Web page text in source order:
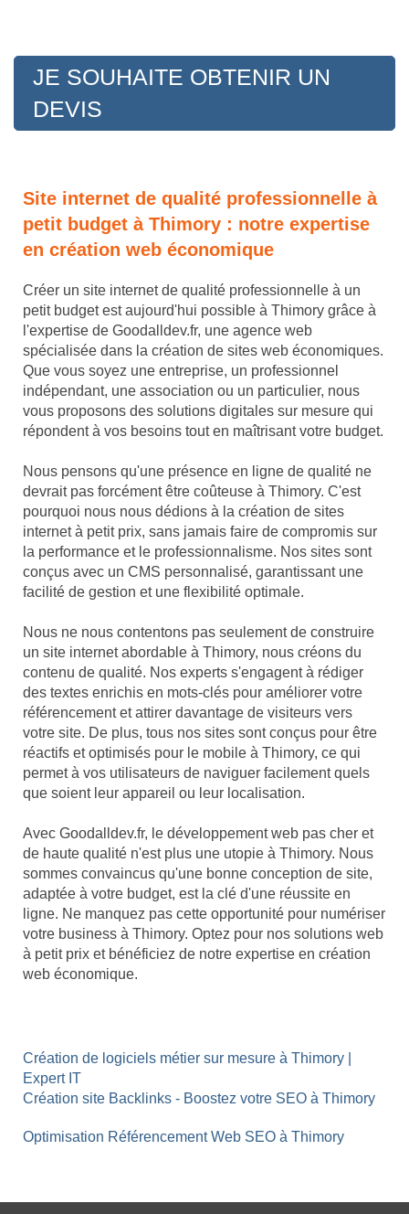
JE SOUHAITE OBTENIR UN
DEVIS
Site internet de qualité professionnelle à
petit budget à Thimory : notre expertise
en création web économique
Créer un site internet de qualité professionnelle à un
petit budget est aujourd'hui possible à Thimory grâce à
l'expertise de Goodalldev.fr, une agence web
spécialisée dans la création de sites web économiques.
Que vous soyez une entreprise, un professionnel
indépendant, une association ou un particulier, nous
vous proposons des solutions digitales sur mesure qui
répondent à vos besoins tout en maîtrisant votre budget.
Nous pensons qu'une présence en ligne de qualité ne
devrait pas forcément être coûteuse à Thimory. C'est
pourquoi nous nous dédions à la création de sites
internet à petit prix, sans jamais faire de compromis sur
la performance et le professionnalisme. Nos sites sont
conçus avec un CMS personnalisé, garantissant une
facilité de gestion et une flexibilité optimale.
Nous ne nous contentons pas seulement de construire
un site internet abordable à Thimory, nous créons du
contenu de qualité. Nos experts s'engagent à rédiger
des textes enrichis en mots-clés pour améliorer votre
référencement et attirer davantage de visiteurs vers
votre site. De plus, tous nos sites sont conçus pour être
réactifs et optimisés pour le mobile à Thimory, ce qui
permet à vos utilisateurs de naviguer facilement quels
que soient leur appareil ou leur localisation.
Avec Goodalldev.fr, le développement web pas cher et
de haute qualité n'est plus une utopie à Thimory. Nous
sommes convaincus qu'une bonne conception de site,
adaptée à votre budget, est la clé d'une réussite en
ligne. Ne manquez pas cette opportunité pour numériser
votre business à Thimory. Optez pour nos solutions web
à petit prix et bénéficiez de notre expertise en création
web économique.
Création de logiciels métier sur mesure à Thimory |
Expert IT
Création site Backlinks - Boostez votre SEO à Thimory
Optimisation Référencement Web SEO à Thimory